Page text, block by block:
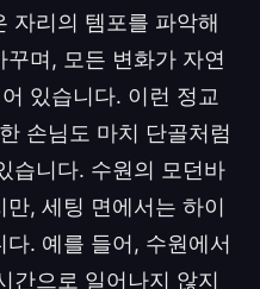
자리의 템포를 파악해
며, 모든 변화가 자연
있습니다. 이런 정교
손님도 마치 단골처럼
습니다. 수원의 모던바
, 세팅 면에서는 하이
. 예를 들어, 수원에서
간으로 일어나지 않지